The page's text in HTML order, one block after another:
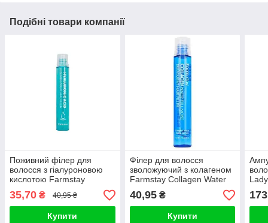
Подібні товари компанії
Поживний філер для
волосся з гіалуроновою
кислотою Farmstay
Hyaluronic Acid Super Aqua
Hair Filler 1
35,70 ₴ 40,95 ₴
Купити
Філер для волосся
зволожуючий з колагеном
Farmstay Collagen Water
Full Moist Treatment Hair
Filler 1 (1 шт)
40,95₴
Купити